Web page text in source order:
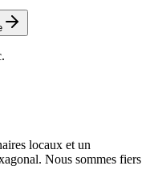
locaux et un
Nous sommes fiers